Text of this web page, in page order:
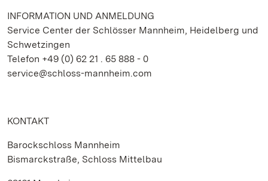
INFORMATION UND ANMELDUNG
Service Center der Schlösser Mannheim, Heidelberg und
Schwetzingen
Telefon +49 (0) 62 21 . 65 888 - 0
service@schloss-mannheim.com
KONTAKT
Barockschloss Mannheim
Bismarckstraße, Schloss Mittelbau